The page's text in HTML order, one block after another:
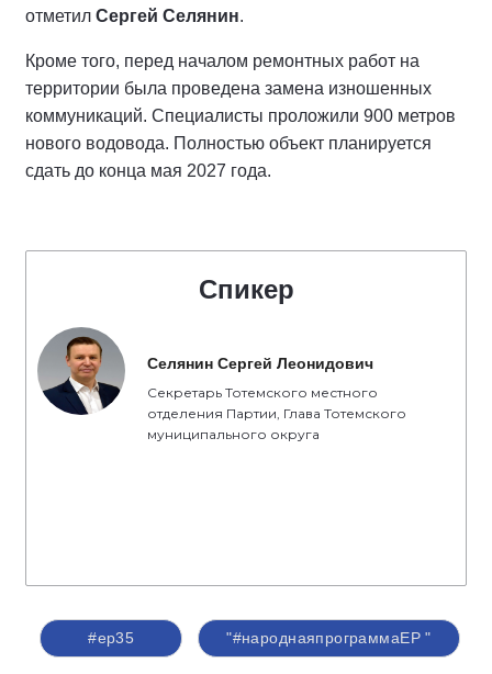
отметил Сергей Селянин.
Кроме того, перед началом ремонтных работ на
территории была проведена замена изношенных
коммуникаций. Специалисты проложили 900 метров
нового водовода. Полностью объект планируется
сдать до конца мая 2027 года.
Спикер
Селянин Сергей Леонидович
Секретарь Тотемского местного
отделения Партии, Глава Тотемского
муниципального округа
#ер35 "#народнаяпрограммаЕР "